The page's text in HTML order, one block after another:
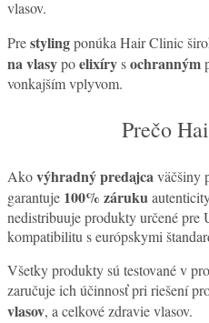
vlasov.
Prestylingponúka Hair Clinic
na vlasypoelixírysochranným
vonkajším vplyvom.
Prečo
Akovýhradný predajcaväčšiny
garantuje 100% záruku
nedistribuuje produkty určené pre
kompatibilitu s európskymi
Všetky produkty sú testované v
zaručuje ich účinnosť pri riešení
vlasov, a celkové zdravie vlasov.